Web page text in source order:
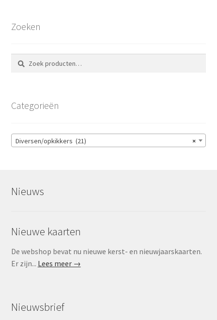
Zoeken
Zoeken
naar:
Zoeken
Categorieën
×
Diversen/opkikkers (21)
Nieuws
Nieuwe kaarten
De webshop bevat nu nieuwe kerst- en nieuwjaarskaarten.
Er zijn... Lees meer →
Nieuwsbrief